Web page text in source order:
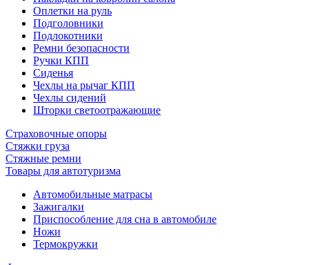
Оплетки на руль
Подголовники
Подлокотники
Ремни безопасности
Ручки КПП
Сиденья
Чехлы на рычаг КПП
Чехлы сидений
Шторки светоотражающие
Страховочные опоры
Стяжки груза
Стяжные ремни
Товары для автотуризма
Автомобильные матрасы
Зажигалки
Приспособление для сна в автомобиле
Ножи
Термокружки